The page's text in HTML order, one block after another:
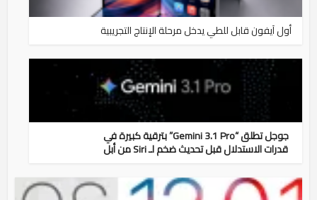
أول آيفون قابل للطي يدخل مرحلة الإنتاج التجريبية
جوجل تطلق “Gemini 3.1 Pro” بترقية كبيرة في
قدرات الاستدلال قبل تحديث ضخم لـ Siri من أبل